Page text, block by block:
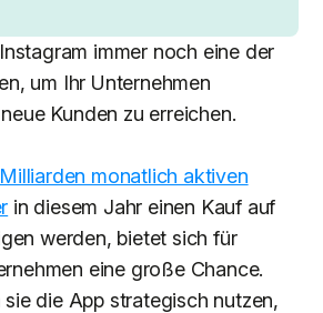
immer noch eine der
um Ihr Unternehmen
Kunden zu erreichen.
monatlich aktiven
in diesem Jahr einen Kauf auf
werden, bietet sich für
eine große Chance.
die App strategisch nutzen,